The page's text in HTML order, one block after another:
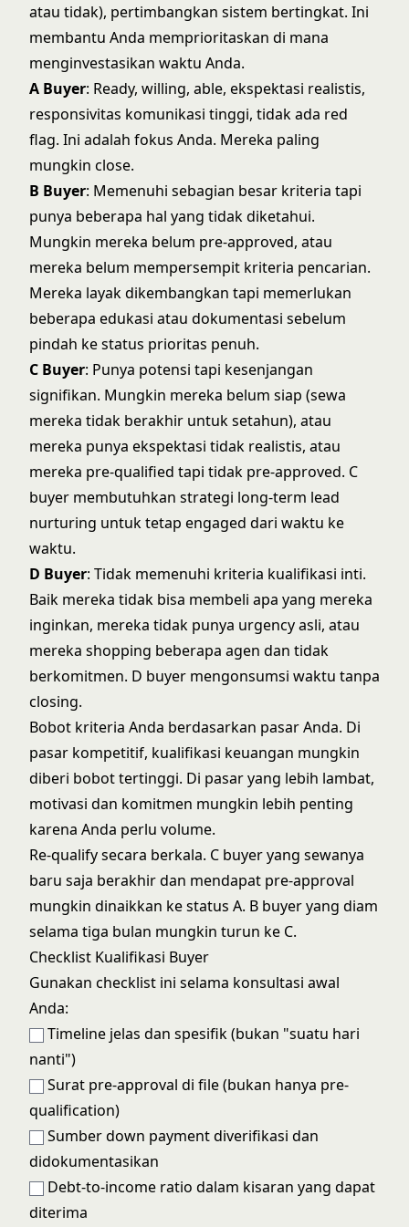
atau tidak), pertimbangkan sistem bertingkat. Ini
membantu Anda memprioritaskan di mana
menginvestasikan waktu Anda.
A Buyer: Ready, willing, able, ekspektasi realistis,
responsivitas komunikasi tinggi, tidak ada red
flag. Ini adalah fokus Anda. Mereka paling
mungkin close.
B Buyer: Memenuhi sebagian besar kriteria tapi
punya beberapa hal yang tidak diketahui.
Mungkin mereka belum pre-approved, atau
mereka belum mempersempit kriteria pencarian.
Mereka layak dikembangkan tapi memerlukan
beberapa edukasi atau dokumentasi sebelum
pindah ke status prioritas penuh.
C Buyer: Punya potensi tapi kesenjangan
signifikan. Mungkin mereka belum siap (sewa
mereka tidak berakhir untuk setahun), atau
mereka punya ekspektasi tidak realistis, atau
mereka pre-qualified tapi tidak pre-approved. C
buyer membutuhkan strategi long-term lead
nurturing untuk tetap engaged dari waktu ke
waktu.
D Buyer: Tidak memenuhi kriteria kualifikasi inti.
Baik mereka tidak bisa membeli apa yang mereka
inginkan, mereka tidak punya urgency asli, atau
mereka shopping beberapa agen dan tidak
berkomitmen. D buyer mengonsumsi waktu tanpa
closing.
Bobot kriteria Anda berdasarkan pasar Anda. Di
pasar kompetitif, kualifikasi keuangan mungkin
diberi bobot tertinggi. Di pasar yang lebih lambat,
motivasi dan komitmen mungkin lebih penting
karena Anda perlu volume.
Re-qualify secara berkala. C buyer yang sewanya
baru saja berakhir dan mendapat pre-approval
mungkin dinaikkan ke status A. B buyer yang diam
selama tiga bulan mungkin turun ke C.
Checklist Kualifikasi Buyer
Gunakan checklist ini selama konsultasi awal
Anda:
Timeline jelas dan spesifik (bukan "suatu hari
nanti")
Surat pre-approval di file (bukan hanya pre-
qualification)
Sumber down payment diverifikasi dan
didokumentasikan
Debt-to-income ratio dalam kisaran yang dapat
diterima